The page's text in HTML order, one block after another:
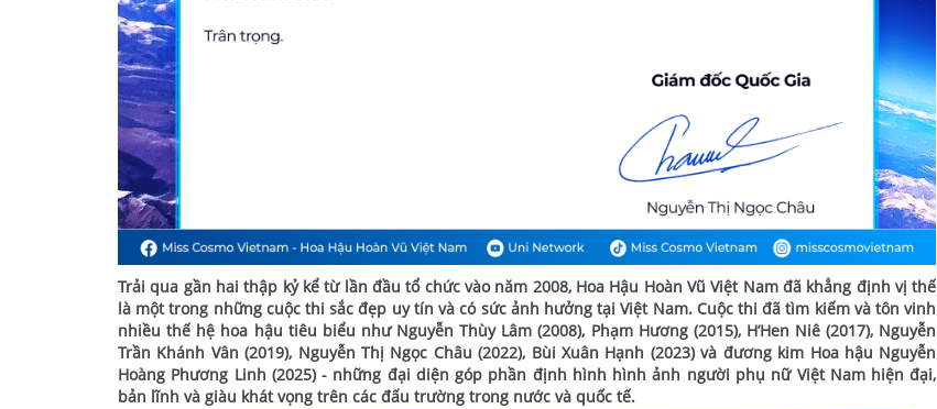
Trải qua gần hai thập kỷ kể từ lần đầu tổ chức vào năm 2008, Hoa Hậu Hoàn Vũ Việt Nam đã khẳng định vị thế
là một trong những cuộc thi sắc đẹp uy tín và có sức ảnh hưởng tại Việt Nam. Cuộc thi đã tìm kiếm và tôn vinh
nhiều thế hệ hoa hậu tiêu biểu như Nguyễn Thùy Lâm (2008), Phạm Hương (2015), H’Hen Niê (2017), Nguyễn
Trần Khánh Vân (2019), Nguyễn Thị Ngọc Châu (2022), Bùi Xuân Hạnh (2023) và đương kim Hoa hậu Nguyễn
Hoàng Phương Linh (2025) - những đại diện góp phần định hình hình ảnh người phụ nữ Việt Nam hiện đại,
bản lĩnh và giàu khát vọng trên các đấu trường trong nước và quốc tế.